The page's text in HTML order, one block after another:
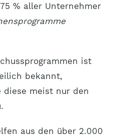
% aller Unternehmer
ist
bekannt,
diese meist nur den
aus den über 2.000